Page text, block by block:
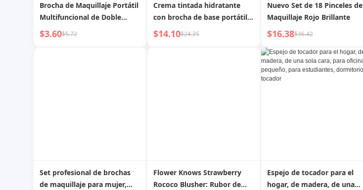
Brocha de Maquillaje Portátil
Multifuncional de Doble
Extremo, Brocha para
Colorete, Polvo Suelto,
$3.60$5.72
Crema tintada hidratante
con brocha de base portátil
para productos populares de
TK TEMU, base de marfil
$14.10$24.35
Nuevo Set de 18 Pinceles de
Maquillaje Rojo Brillante
$16.38$36.42
Set profesional de brochas
de maquillaje para mujer,
Flower Knows Strawberry
Rococo Blusher: Rubor de
Espejo de tocador para el
hogar, de madera, de una